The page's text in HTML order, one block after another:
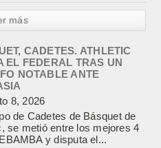
más
CADETES. ATHLETIC
EL FEDERAL TRAS UN
NOTABLE ANTE
8, 2026
de Cadetes de Básquet de
se metió entre los mejores 4
y disputa el...